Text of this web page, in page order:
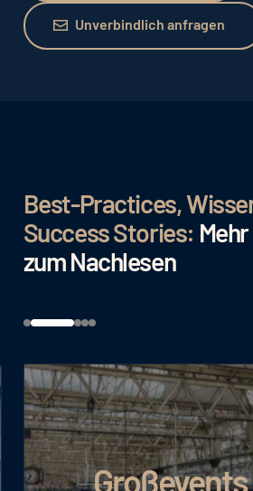
Unverbindlich anfragen
Unverbindlich anfragen
Best-Practices,
Success Stories:
zum Nachlesen